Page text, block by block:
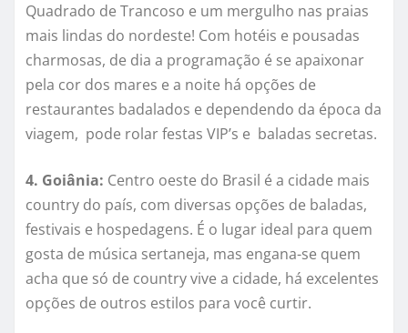
Quadrado de Trancoso e um mergulho nas praias
mais lindas do nordeste! Com hotéis e pousadas
charmosas, de dia a programação é se apaixonar
pela cor dos mares e a noite há opções de
restaurantes badalados e dependendo da época da
viagem, pode rolar festas VIP’s e baladas secretas.
4. Goiânia: Centro oeste do Brasil é a cidade mais
country do país, com diversas opções de baladas,
festivais e hospedagens. É o lugar ideal para quem
gosta de música sertaneja, mas engana-se quem
acha que só de country vive a cidade, há excelentes
opções de outros estilos para você curtir.